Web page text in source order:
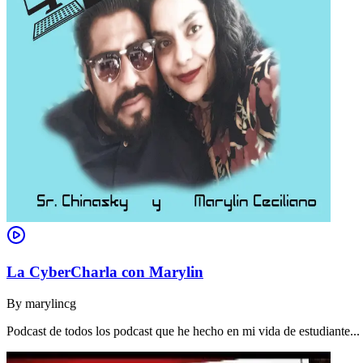
La CyberCharla con Marylin
By marylincg
Podcast de todos los podcast que he hecho en mi vida de